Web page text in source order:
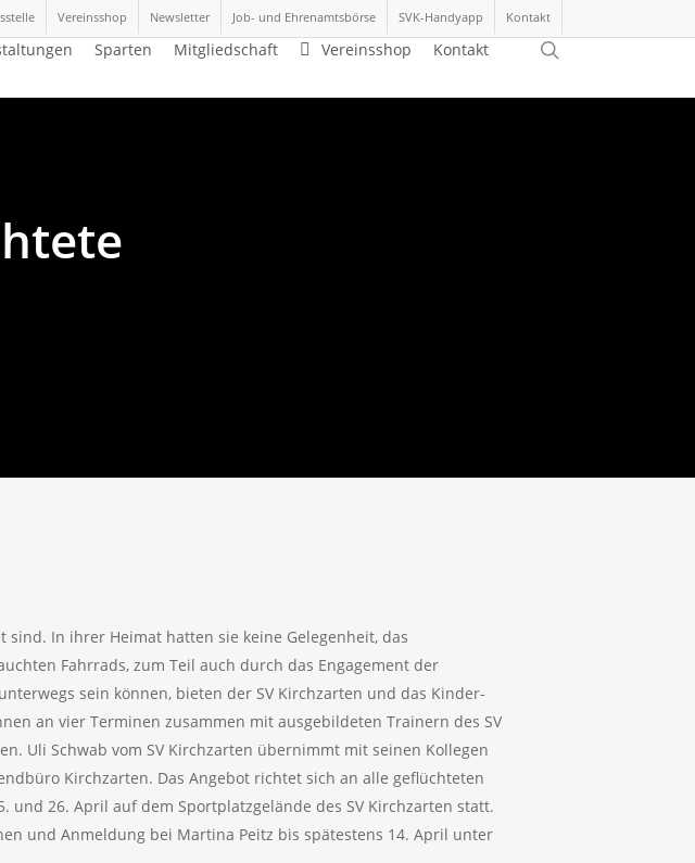
Vereinsshop Newsletter Job- und Ehrenamtsbörse SVK-Handyapp Kontakt
Sparten Mitgliedschaft Vereinsshop Kontakt
In ihrer Heimat hatten sie keine Gelegenheit, das
Fahrrads, zum Teil auch durch das Engagement der
sein können, bieten der SV Kirchzarten und das Kinder-
an vier Terminen zusammen mit ausgebildeten Trainern des SV
Uli Schwab vom SV Kirchzarten übernimmt mit seinen Kollegen
Kirchzarten. Das Angebot richtet sich an alle geflüchteten
26. April auf dem Sportplatzgelände des SV Kirchzarten statt.
und Anmeldung bei Martina Peitz bis spätestens 14. April unter